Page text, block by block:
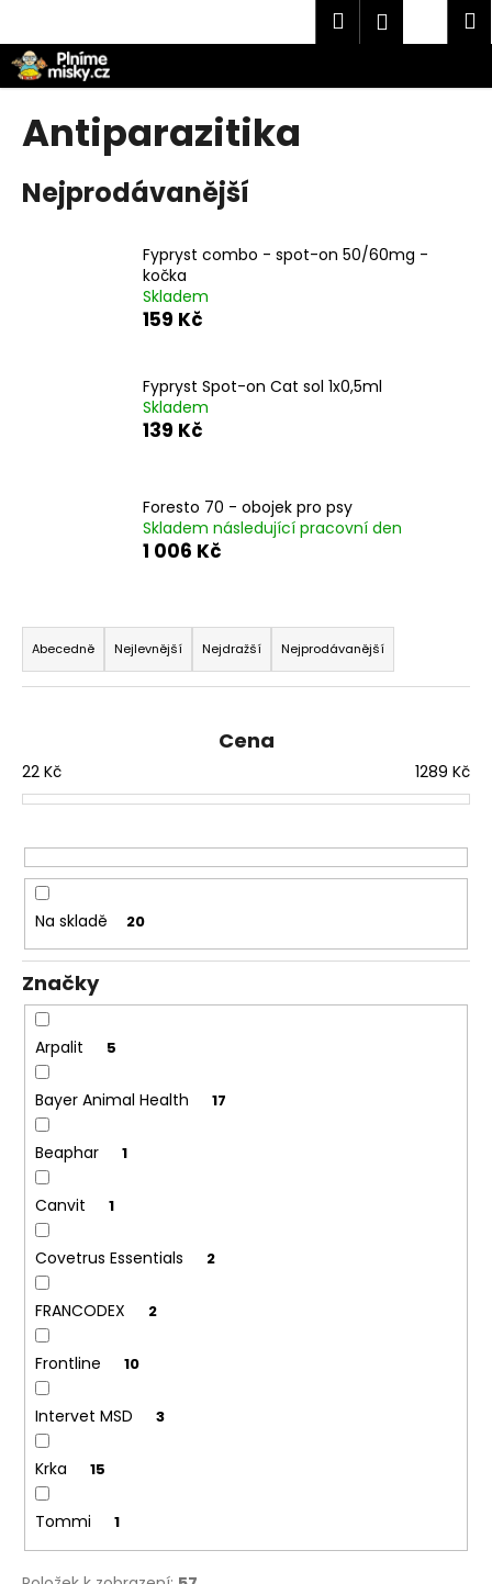
obsah
Hledat
Antiparazitika
Nejprodávanější
Fypryst combo - spot-on 50/60mg -
kočka
Skladem
159 Kč
Fypryst Spot-on Cat sol 1x0,5ml
Skladem
139 Kč
Foresto 70 - obojek pro psy
Skladem následující pracovní den
1 006 Kč
Ř
a
z
í
p
o
d
u
k
t
ů
Abecedně Nejlevnější Nejdražší Nejprodávanější
Cena
22 Kč 1289 Kč
Na skladě 20
Značky
Arpalit 5
Bayer Animal Health 17
Beaphar 1
Canvit 1
Covetrus Essentials 2
FRANCODEX 2
Frontline 10
Intervet MSD 3
Krka 15
Tommi 1
o
š
í
Zpět
Zpět
C
o
p
o
?
HLEDAT
D
o
p
o
u
č
u
m